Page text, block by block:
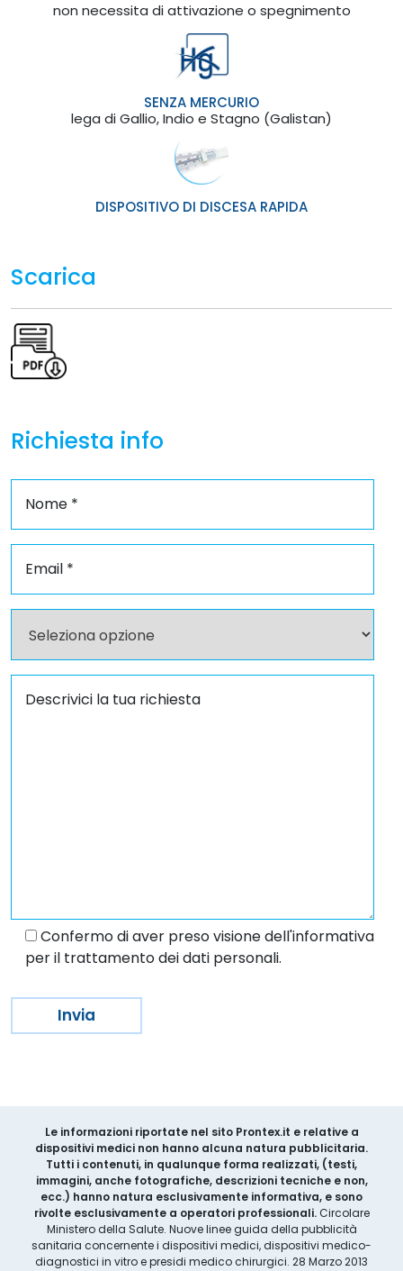
non necessita di attivazione o spegnimento
SENZA MERCURIO
lega di Gallio, Indio e Stagno (Galistan)
DISPOSITIVO DI DISCESA RAPIDA
Scarica
Richiesta info
Confermo di aver preso visione dell'informativa
per il trattamento dei dati personali.
Le informazioni riportate nel sito Prontex.it e relative a
dispositivi medici non hanno alcuna natura pubblicitaria.
Tutti i contenuti, in qualunque forma realizzati, (testi,
immagini, anche fotografiche, descrizioni tecniche e non,
ecc.) hanno natura esclusivamente informativa, e sono
rivolte esclusivamente a operatori professionali.Circolare
Ministero della Salute. Nuove linee guida della pubblicità
sanitaria concernente i dispositivi medici, dispositivi medico-
diagnostici in vitro e presidi medico chirurgici. 28 Marzo 2013